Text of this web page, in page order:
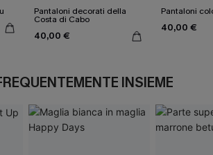
Pantaloni decorati della
Costa di Cabo
40,00 €
Pantaloni
40,00 €
INSIEME